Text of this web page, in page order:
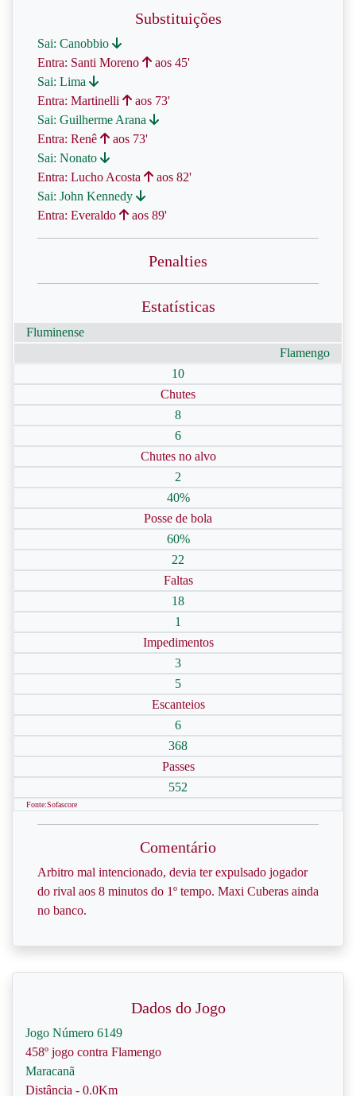
Substituições
Sai: Canobbio
Entra: Santi Moreno
aos 45'
Sai: Lima
Entra: Martinelli
aos 73'
Sai: Guilherme Arana
Entra: Renê
aos 73'
Sai: Nonato
Entra: Lucho Acosta
aos 82'
Sai: John Kennedy
Entra: Everaldo
aos 89'
Penalties
Estatísticas
Fluminense
Flamengo
10
Chutes
8
6
Chutes no alvo
2
40%
Posse de bola
60%
22
Faltas
18
1
Impedimentos
3
5
Escanteios
6
368
Passes
552
Fonte:Sofascore
Comentário
Arbitro mal intencionado, devia ter expulsado jogador
do rival aos 8 minutos do 1º tempo. Maxi Cuberas ainda
no banco.
Dados do Jogo
Jogo Número 6149
458º jogo contra Flamengo
Maracanã
Distância - 0.0Km